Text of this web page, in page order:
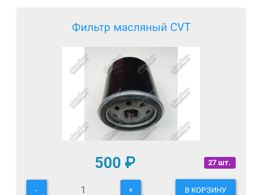
Фильтр масляный CVT
27 шт.
500 ₽
- + В КОРЗИНУ